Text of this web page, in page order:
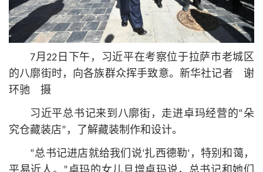
7月22日下午，习近平在考察位于拉萨市老城区
的八廓街时，向各族群众挥手致意。新华社记者 谢
环驰 摄
习近平总书记来到八廓街，走进卓玛经营的“朵
究仓藏装店”，了解藏装制作和设计。
“总书记进店就给我们说‘扎西德勒’，特别和蔼，